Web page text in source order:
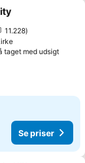
11.228
taget med udsigtSe
Se priser